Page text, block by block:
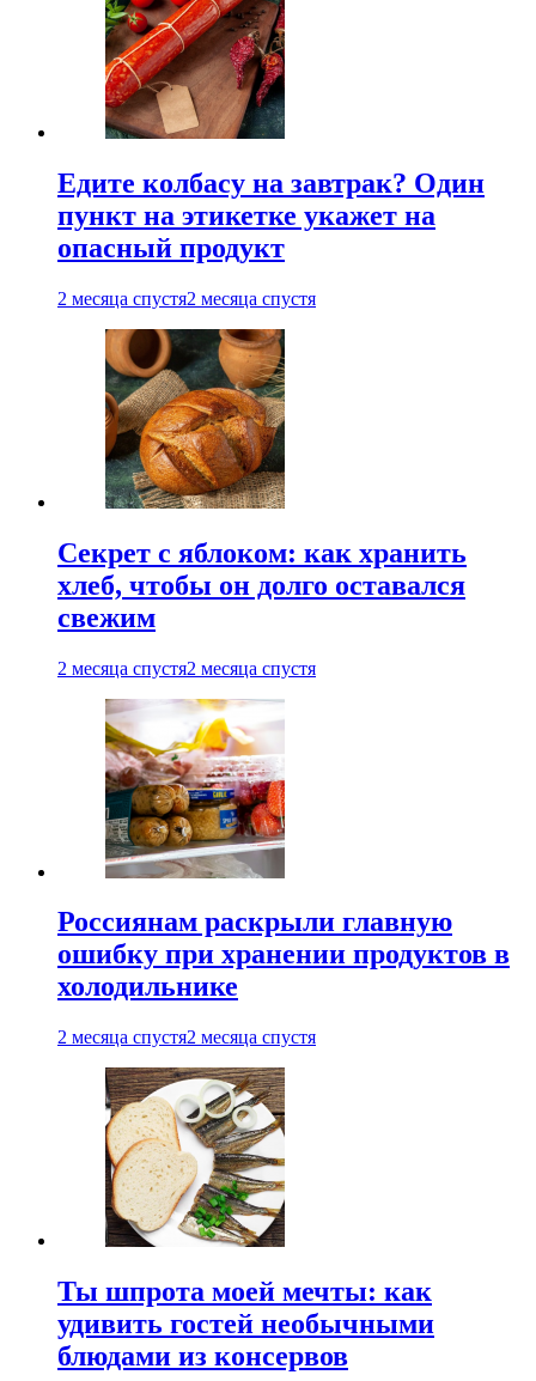
Едите колбасу на завтрак? Один
пункт на этикетке укажет на
опасный продукт
2 месяца спустя2 месяца спустя
Секрет с яблоком: как хранить
хлеб, чтобы он долго оставался
свежим
2 месяца спустя2 месяца спустя
Россиянам раскрыли главную
ошибку при хранении продуктов в
холодильнике
2 месяца спустя2 месяца спустя
Ты шпрота моей мечты: как
удивить гостей необычными
блюдами из консервов